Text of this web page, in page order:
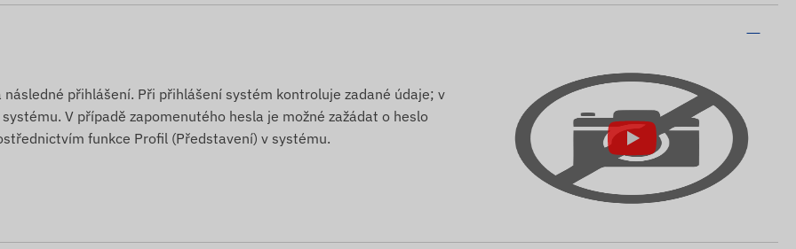
přihlášení. Při přihlášení systém kontroluje zadané údaje; v
V případě zapomenutého hesla je možné zažádat o heslo
funkce Profil (Představení) v systému.